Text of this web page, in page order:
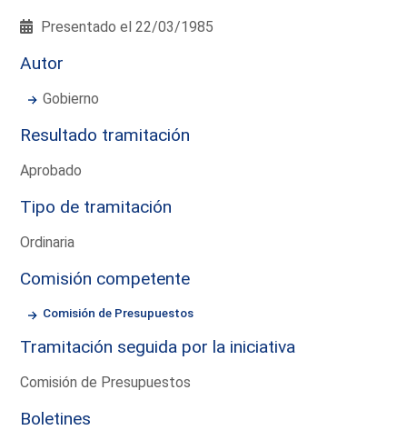
Presentado el 22/03/1985
Autor
Gobierno
Resultado tramitación
Aprobado
Tipo de tramitación
Ordinaria
Comisión competente
Comisión de Presupuestos
Tramitación seguida por la iniciativa
Comisión de Presupuestos
Boletines